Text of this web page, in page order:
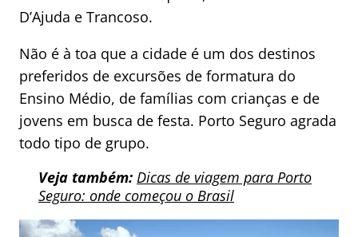
D’Ajuda e Trancoso.
Não é à toa que a cidade é um dos destinos
preferidos de excursões de formatura do
Ensino Médio, de famílias com crianças e de
jovens em busca de festa. Porto Seguro agrada
todo tipo de grupo.
Veja também: Dicas de viagem para Porto
Seguro: onde começou o Brasil